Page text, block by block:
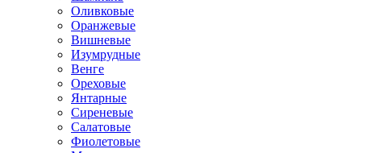
Оливковые
Оранжевые
Вишневые
Изумрудные
Венге
Ореховые
Янтарные
Сиреневые
Салатовые
Фиолетовые